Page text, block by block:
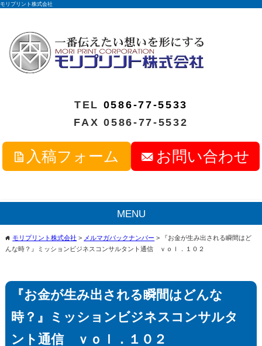
モリプリント株式会社
TEL 0586-77-5533
FAX 0586-77-5532
入稿フォーム お問い合わせ
MENU
homeモリプリント株式会社 > メルマガバックナンバー >
『お金が生み出される瞬間はど
んな時？』ミッションビジネスコンサルタント通信 ｖｏｌ．１０２
『お金が生み出される瞬間はどんな
時？』ミッションビジネスコンサルタ
ント通信 ｖｏｌ．１０２